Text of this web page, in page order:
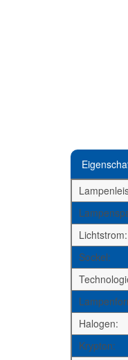
Lichtstrom:
Sockel:
Halogen:
Krypton: